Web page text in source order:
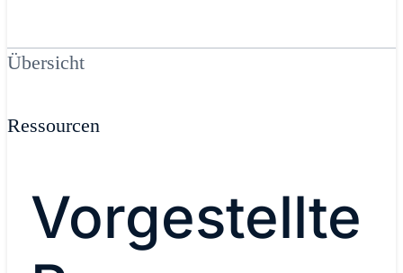
Übersicht
Ressourcen
Vorgestellte